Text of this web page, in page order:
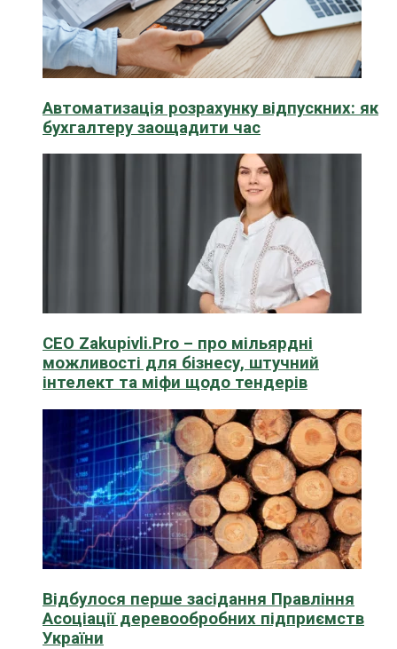
Автоматизація розрахунку відпускних: як
бухгалтеру заощадити час
CEO Zakupivli.Pro – про мільярдні
можливості для бізнесу, штучний
інтелект та міфи щодо тендерів
Відбулося перше засідання Правління
Асоціації деревообробних підприємств
України